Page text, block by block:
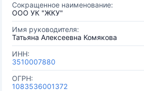
Сокращенное наименование:
ООО УК "ЖКУ"
Имя руководителя:
Татьяна Алексеевна Комякова
ИНН:
3510007880
ОГРН:
1083536001372